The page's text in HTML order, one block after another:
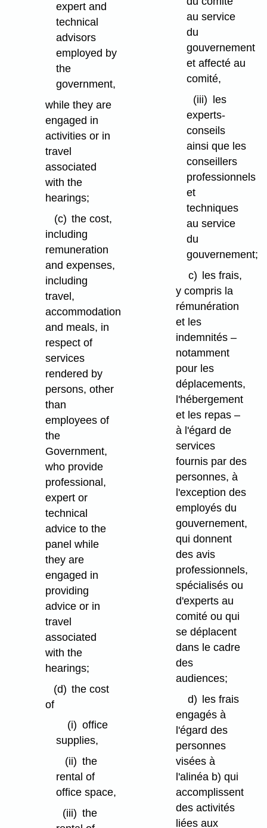
expert and
technical
advisors
employed by
the
government,
while they are
engaged in
activities or in
travel
associated
with the
hearings;
(c) the cost,
including
remuneration
and expenses,
including
travel,
accommodation
and meals, in
respect of
services
rendered by
persons, other
than
employees of
the
Government,
who provide
professional,
expert or
technical
advice to the
panel while
they are
engaged in
providing
advice or in
travel
associated
with the
hearings;
(d) the cost
of
(i) office
supplies,
(ii) the
rental of
office space,
(iii) the
au service
du
gouvernement
et affecté au
comité,
(iii)
les
experts-
conseils
ainsi que les
conseillers
professionnels
et
techniques
au service
du
gouvernement;
c) les frais,
y compris la
rémunération
et les
indemnités –
notamment
pour les
déplacements,
l'hébergement
et les repas –
à l'égard de
services
fournis par des
personnes, à
l'exception des
employés du
gouvernement,
qui donnent
des avis
professionnels,
spécialisés ou
d'experts au
comité ou qui
se déplacent
dans le cadre
des
audiences;
d) les frais
engagés à
l'égard des
personnes
visées à
l'alinéa b) qui
accomplissent
des activités
liées aux